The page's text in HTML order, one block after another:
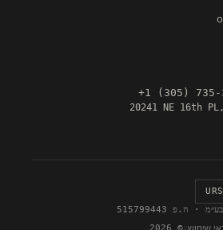
+1 (305) 735-
20241 NE 16th
ח.פ 515799443